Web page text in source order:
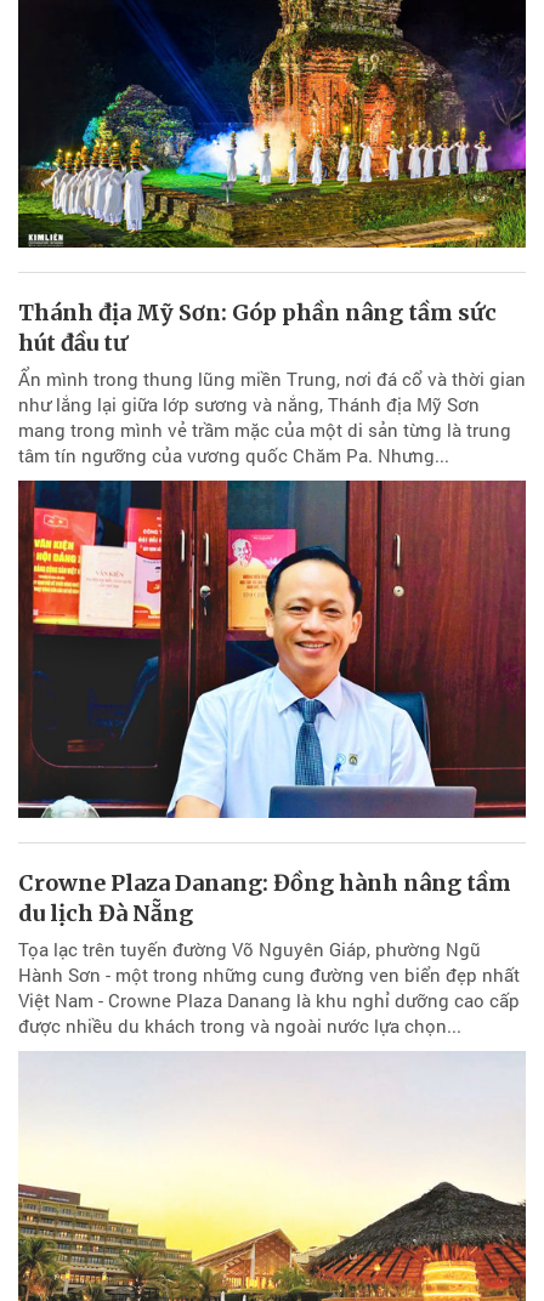
Thánh địa Mỹ Sơn: Góp phần nâng tầm sức
hút đầu tư
Ẩn mình trong thung lũng miền Trung, nơi đá cổ và thời gian
như lắng lại giữa lớp sương và nắng, Thánh địa Mỹ Sơn
mang trong mình vẻ trầm mặc của một di sản từng là trung
tâm tín ngưỡng của vương quốc Chăm Pa. Nhưng...
Crowne Plaza Danang: Đồng hành nâng tầm
du lịch Đà Nẵng
Tọa lạc trên tuyến đường Võ Nguyên Giáp, phường Ngũ
Hành Sơn - một trong những cung đường ven biển đẹp nhất
Việt Nam - Crowne Plaza Danang là khu nghỉ dưỡng cao cấp
được nhiều du khách trong và ngoài nước lựa chọn...